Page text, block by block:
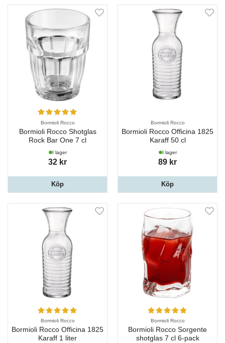
Bormioli Rocco
Bormioli Rocco Shotglas
Rock Bar One 7 cl
I lager
32 kr
Köp
Bormioli Rocco
Bormioli Rocco Officina 1825
Karaff 50 cl
I lager
89 kr
Köp
Bormioli Rocco
Bormioli Rocco Officina 1825
Karaff 1 liter
Bormioli Rocco
Bormioli Rocco Sorgente
shotglas 7 cl 6-pack